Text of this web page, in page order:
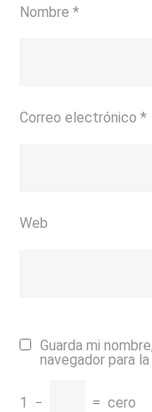
Nombre*
Correo electrónico*
Web
Guarda mi
navegador para
1 − = cero